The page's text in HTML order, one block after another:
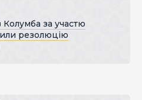
за участю
резолюцію